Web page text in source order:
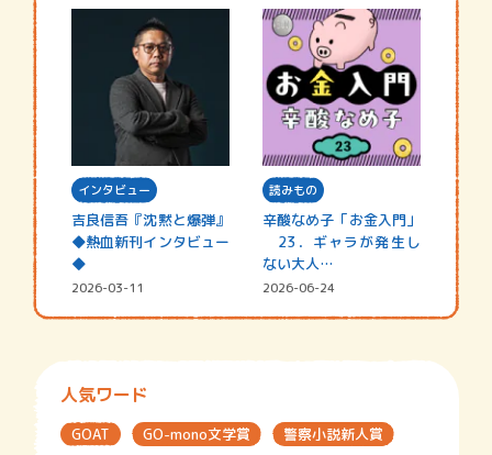
インタビュー
吉良信吾『沈黙と爆弾』
◆熱血新刊インタビュー
◆
2026-03-11
読みもの
辛酸なめ子「お金入門」
23．ギャラが発生し
ない大人…
2026-06-24
人気ワード
GOAT GO-mono文学賞
警察小説新人賞